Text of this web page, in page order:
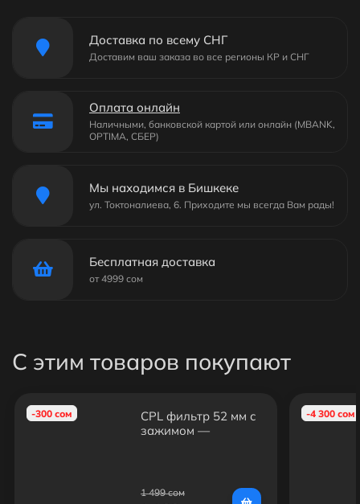
Доставка по всему СНГ
Доставим ваш заказа во все регионы КР и СНГ
Оплата онлайн
Наличными, банковской картой или онлайн (MBANK,
OPTIMA, СБЕР)
Мы находимся в Бишкеке
ул. Токтоналиева, 6. Приходите мы всегда Вам рады!
Бесплатная доставка
от 4999 сом
С этим товаров покупают
-300 сом
CPL фильтр 52 мм с
зажимом —
смартфона и
1 499 сом
-4 300 сом